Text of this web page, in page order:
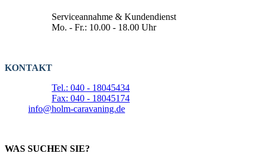
Serviceannahme & Kundendienst
Mo. - Fr.: 10.00 - 18.00 Uhr
KONTAKT
Tel.: 040 - 18045434
Fax: 040 - 18045174
info@holm-caravaning.de
WAS SUCHEN SIE?